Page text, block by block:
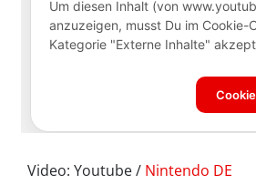
Video: Youtube / Nintendo DE